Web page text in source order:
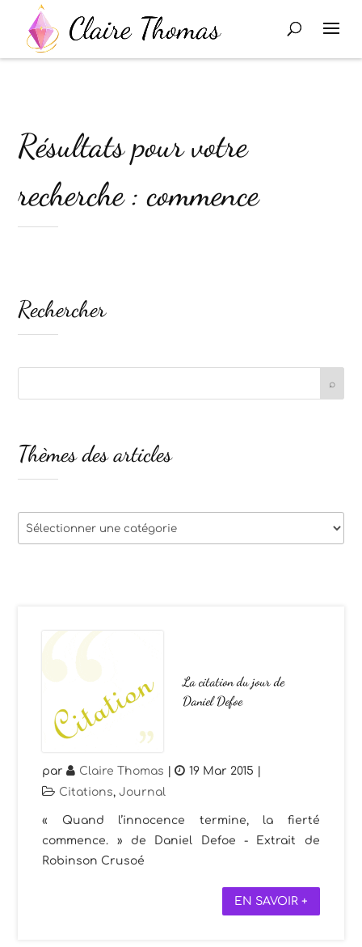
Résultats pour votre
recherche : commence
La citation du jour de
Daniel Defoe
par Claire Thomas | 19 Mar 2015 |
Citations,Journal
« Quand l’innocence termine, la fierté
commence. » de Daniel Defoe - Extrait de
Robinson Crusoé
EN SAVOIR +
Rechercher
Thèmes des articles
Thèmes
des